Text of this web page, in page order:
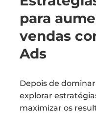
para
vendas
Ads
Depois de
explorar
maximizar os